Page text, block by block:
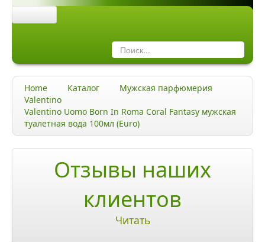
Качество и гарантии
Акции и скидки
Акции и скидки
Доставка и оплата
Доставка и оплата по Москве
Доставка по Санкт-Петербугу
Home Каталог
Мужская парфюмерия
Valentino
Valentino Uomo Born In Roma Coral Fantasy мужская
туалетная вода 100мл (Euro)
Отзывы наших
клиентов
Читать